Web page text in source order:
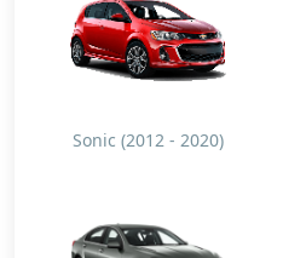
Sonic (2012 - 2020)